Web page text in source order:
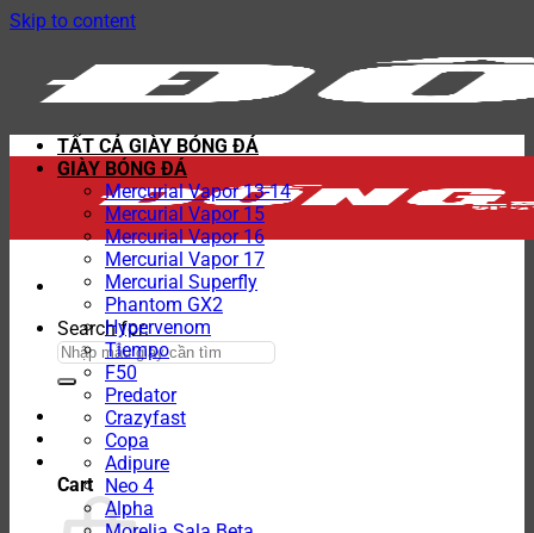
Skip to content
Search for:
Cart
TẤT CẢ GIÀY BÓNG ĐÁ
GIÀY BÓNG ĐÁ
Mercurial Vapor 13-14
Mercurial Vapor 15
Mercurial Vapor 16
Mercurial Vapor 17
Mercurial Superfly
Phantom GX2
Hypervenom
Tiempo
F50
Predator
Crazyfast
Copa
Adipure
Neo 4
Alpha